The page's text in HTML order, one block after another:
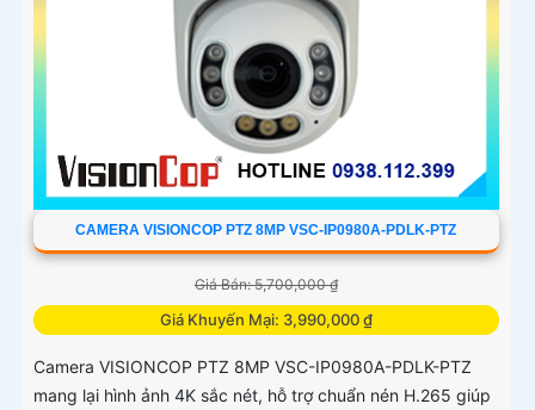
CAMERA VISIONCOP PTZ 8MP VSC-IP0980A-PDLK-PTZ
Giá Bán: 5,700,000 ₫
Giá Khuyến Mại: 3,990,000 ₫
Camera VISIONCOP PTZ 8MP VSC-IP0980A-PDLK-PTZ
mang lại hình ảnh 4K sắc nét, hỗ trợ chuẩn nén H.265 giúp